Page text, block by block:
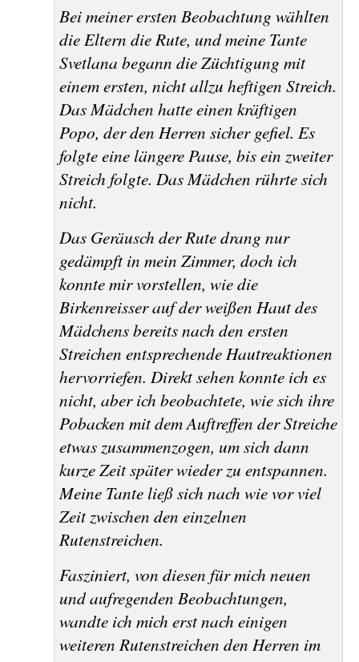
Bei meiner ersten Beobachtung wählten
die Eltern die Rute, und meine Tante
Svetlana begann die Züchtigung mit
einem ersten, nicht allzu heftigen Streich.
Das Mädchen hatte einen kräftigen
Popo, der den Herren sicher gefiel. Es
folgte eine längere Pause, bis ein zweiter
Streich folgte. Das Mädchen rührte sich
nicht.
Das Geräusch der Rute drang nur
gedämpft in mein Zimmer, doch ich
konnte mir vorstellen, wie die
Birkenreisserauf der weißen Haut des
Mädchens bereits nach den ersten
Streichen entsprechende Hautreaktionen
hervorriefen. Direkt sehen konnte ich es
nicht, aber ich beobachtete, wie sich ihre
Pobacken mit dem Auftreffen der Streiche
etwas zusammenzogen, um sich dann
kurze Zeit später wieder zu entspannen.
Meine Tante ließ sich nach wie vor viel
Zeit zwischen den einzelnen
Rutenstreichen.
Fasziniert, von diesen für mich neuen
und aufregenden Beobachtungen,
wandte ich mich erst nach einigen
weiteren Rutenstreichen den Herren im